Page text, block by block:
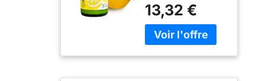
authentique ? Tout
simplement parce
que les méthodes
vraiment
13,32 €